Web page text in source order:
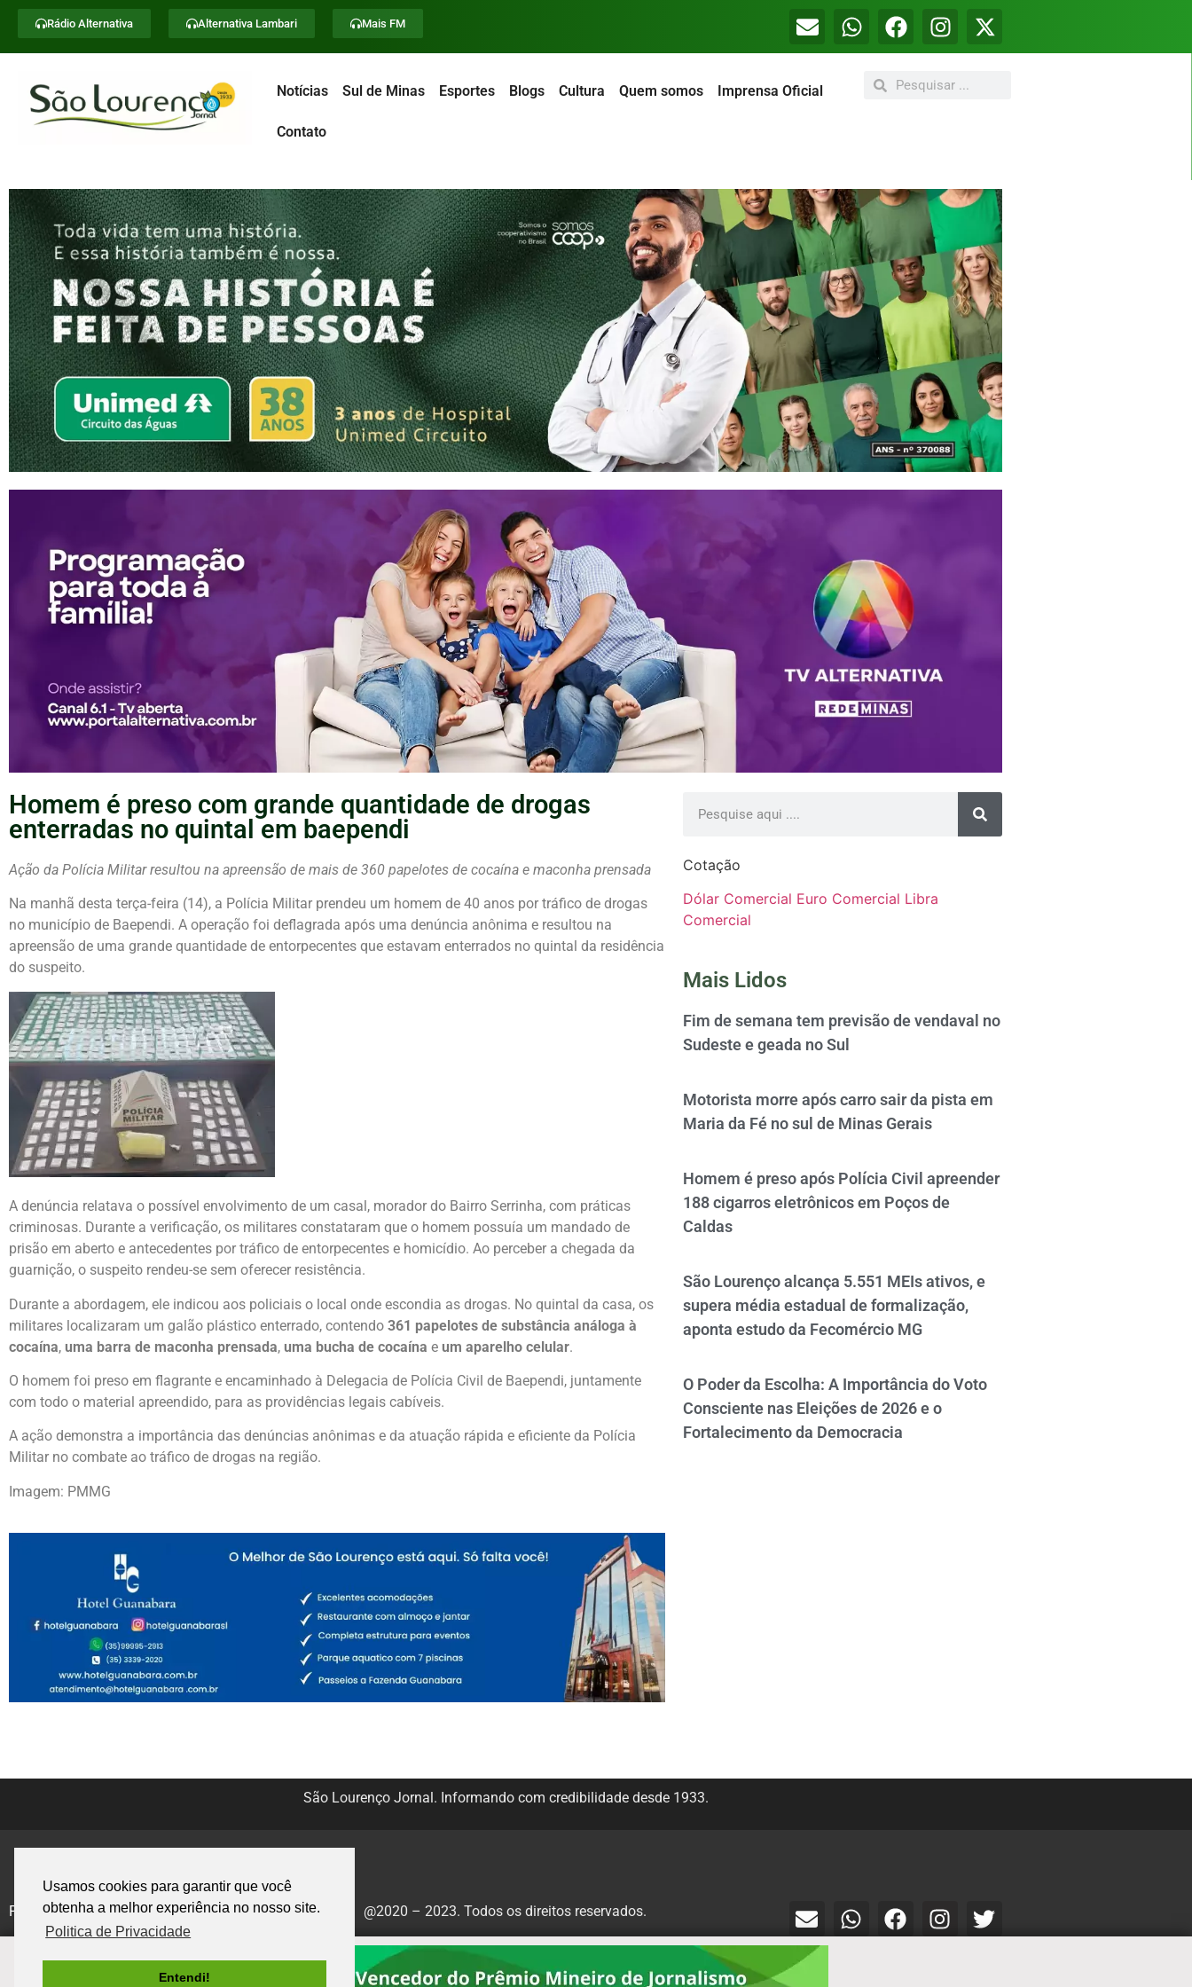
Usamos cookies para garantir que você
obtenha a melhor experiência no nosso site.
Politica de Privacidade
Entendi!
Rádio Alternativa Alternativa Lambari Mais FM
Notícias Sul de Minas Esportes Blogs Cultura Quem somos Imprensa Oficial
Contato
Homem é preso com grande quantidade de drogas
enterradas no quintal em baependi
Ação da Polícia Militar resultou na apreensão de mais de 360 papelotes de cocaína e maconha prensada
Na manhã desta terça-feira (14), a Polícia Militar prendeu um homem de 40 anos por tráfico de drogas
no município de Baependi. A operação foi deflagrada após uma denúncia anônima e resultou na
apreensão de uma grande quantidade de entorpecentes que estavam enterrados no quintal da residência
do suspeito.
A denúncia relatava o possível envolvimento de um casal, morador do Bairro Serrinha, com práticas
criminosas. Durante a verificação, os militares constataram que o homem possuía um mandado de
prisão em aberto e antecedentes por tráfico de entorpecentes e homicídio. Ao perceber a chegada da
guarnição, o suspeito rendeu-se sem oferecer resistência.
Durante a abordagem, ele indicou aos policiais o local onde escondia as drogas. No quintal da casa, os
militares localizaram um galão plástico enterrado, contendo 361 papelotes de substância análoga à
cocaína, uma barra de maconha prensada, uma bucha de cocaína e um aparelho celular.
O homem foi preso em flagrante e encaminhado à Delegacia de Polícia Civil de Baependi, juntamente
com todo o material apreendido, para as providências legais cabíveis.
A ação demonstra a importância das denúncias anônimas e da atuação rápida e eficiente da Polícia
Militar no combate ao tráfico de drogas na região.
Imagem: PMMG
Cotação
Dólar Comercial Euro Comercial Libra
Comercial
Mais Lidos
Fim de semana tem previsão de vendaval no
Sudeste e geada no Sul
Motorista morre após carro sair da pista em
Maria da Fé no sul de Minas Gerais
Homem é preso após Polícia Civil apreender
188 cigarros eletrônicos em Poços de
Caldas
São Lourenço alcança 5.551 MEIs ativos, e
supera média estadual de formalização,
aponta estudo da Fecomércio MG
O Poder da Escolha: A Importância do Voto
Consciente nas Eleições de 2026 e o
Fortalecimento da Democracia
São Lourenço Jornal. Informando com credibilidade desde 1933.
Politica de Privacidade @2020 – 2023. Todos os direitos reservados.